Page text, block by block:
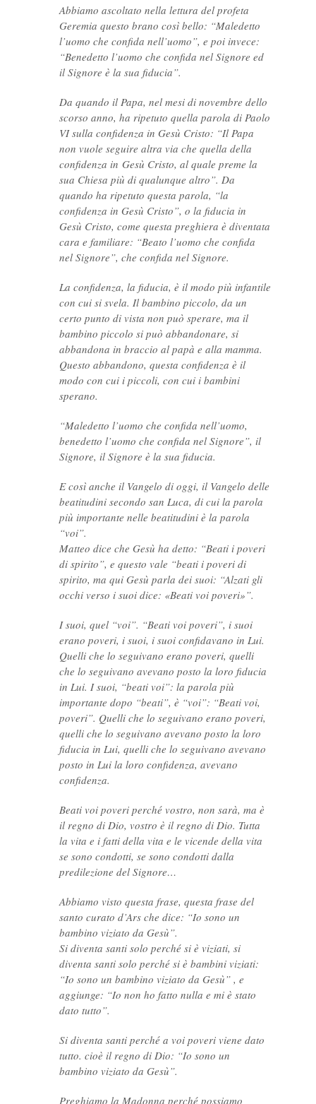
Abbiamo ascoltato nella lettura del profeta
Geremia questo brano così bello: “Maledetto
l’uomo che confida nell’uomo”, e poi invece:
“Benedetto l’uomo che confida nel Signore ed
il Signore è la sua fiducia”.
Da quando il Papa, nel mesi di novembre dello
scorso anno, ha ripetuto quella parola di Paolo
VI sulla confidenza in Gesù Cristo: “Il Papa
non vuole seguire altra via che quella della
confidenza in Gesù Cristo, al quale preme la
sua Chiesa più di qualunque altro”. Da
quando ha ripetuto questa parola, “la
confidenza in Gesù Cristo”, o la fiducia in
Gesù Cristo, come questa preghiera è diventata
cara e familiare: “Beato l’uomo che confida
nel Signore”, che confida nel Signore.
La confidenza, la fiducia, è il modo più infantile
con cui si svela. Il bambino piccolo, da un
certo punto di vista non può sperare, ma il
bambino piccolo si può abbandonare, si
abbandona in braccio al papà e alla mamma.
Questo abbandono, questa confidenza è il
modo con cui i piccoli, con cui i bambini
sperano.
“Maledetto l’uomo che confida nell’uomo,
benedetto l’uomo che confida nel Signore”, il
Signore, il Signore è la sua fiducia.
E così anche il Vangelo di oggi, il Vangelo delle
beatitudini secondo san Luca, di cui la parola
più importante nelle beatitudini è la parola
“voi”.
Matteo dice che Gesù ha detto: “Beati i poveri
di spirito”, e questo vale “beati i poveri di
spirito, ma qui Gesù parla dei suoi: “Alzati gli
occhi verso i suoi dice: «Beati voi poveri»”.
I suoi, quel “voi”. “Beati voi poveri”, i suoi
erano poveri, i suoi, i suoi confidavano in Lui.
Quelli che lo seguivano erano poveri, quelli
che lo seguivano avevano posto la loro fiducia
in Lui. I suoi, “beati voi”: la parola più
importante dopo “beati”, è “voi”: “Beati voi,
poveri”. Quelli che lo seguivano erano poveri,
quelli che lo seguivano avevano posto la loro
fiducia in Lui, quelli che lo seguivano avevano
posto in Lui la loro confidenza, avevano
confidenza.
Beati voi poveri perché vostro, non sarà, ma è
il regno di Dio, vostro è il regno di Dio. Tutta
la vita e i fatti della vita e le vicende della vita
se sono condotti, se sono condotti dalla
predilezione del Signore…
Abbiamo visto questa frase, questa frase del
santo curato d’Ars che dice: “Io sono un
bambino viziato da Gesù”.
Si diventa santi solo perché si è viziati, si
diventa santi solo perché si è bambini viziati:
“Io sono un bambino viziato da Gesù” , e
aggiunge: “Io non ho fatto nulla e mi è stato
dato tutto”.
Si diventa santi perché a voi poveri viene dato
tutto. cioè il regno di Dio: “Io sono un
bambino viziato da Gesù”.
Preghiamo la Madonna perché possiamo